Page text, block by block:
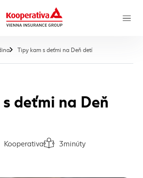
Tipy kam s deťmi na Deň detí, aktuálna stránka
deťmi na Deň
článku:
KooperativaČas na prečítanie článku:
3minúty